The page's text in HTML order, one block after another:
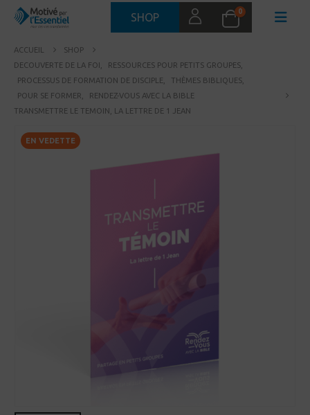
SHOP 0
ACCUEIL
SHOP
DECOUVERTE DE LA FOI
RESSOURCES POUR PETITS GROUPES
PROCESSUS DE FORMATION DE DISCIPLE
THÈMES BIBLIQUES
POUR SE FORMER
RENDEZ-VOUS AVEC LA BIBLE
TRANSMETTRE LE TEMOIN, LA LETTRE DE 1 JEAN
EN VEDETTE